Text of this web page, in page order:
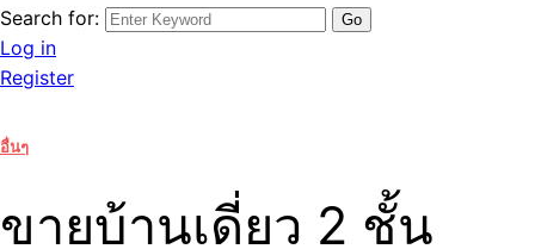
Search for:
Log in
Register
อื่นๆ
ขายบ้านเดี่ยว 2 ชั้น